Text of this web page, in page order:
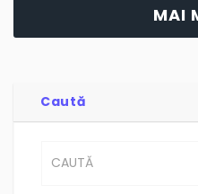
MAI
Caută